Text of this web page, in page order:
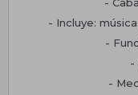
- Incluye:
-
-
-